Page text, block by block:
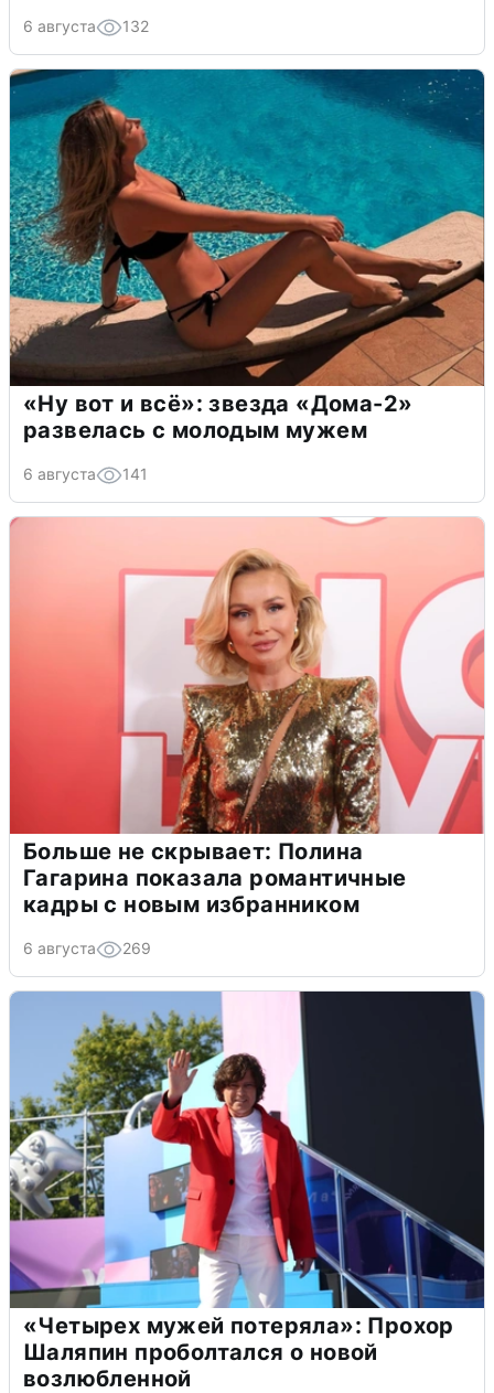
6 августа 132
«Ну вот и всё»: звезда «Дома-2»
развелась с молодым мужем
6 августа 141
Больше не скрывает: Полина
Гагарина показала романтичные
кадры с новым избранником
6 августа 269
«Четырех мужей потеряла»: Прохор
Шаляпин проболтался о новой
возлюбленной